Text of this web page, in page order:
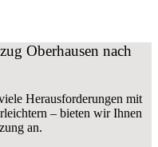
Oberhausen nach
Herausforderungen mit
– bieten wir Ihnen
an.